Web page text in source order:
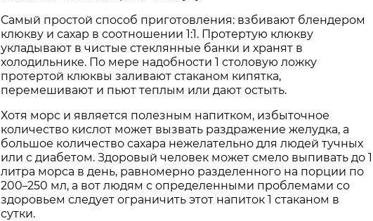
Самый простой способ приготовления: взбивают блендером
клюкву и сахар в соотношении 1:1. Протертую клюкву
укладывают в чистые стеклянные банки и хранят в
холодильнике. По мере надобности 1 столовую ложку
протертой клюквы заливают стаканом кипятка,
перемешивают и пьют теплым или дают остыть.
Хотя морс и является полезным напитком, избыточное
количество кислот может вызвать раздражение желудка, а
большое количество сахара нежелательно для людей тучных
или с диабетом. Здоровый человек может смело выпивать до 1
литра морса в день, равномерно разделенного на порции по
200–250 мл, а вот людям с определенными проблемами со
здоровьем следует ограничить этот напиток 1 стаканом в
сутки.